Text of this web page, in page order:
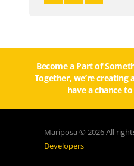
Become a Part of
Together, we’re
have a chance
Mariposa © 2026 All
Developers